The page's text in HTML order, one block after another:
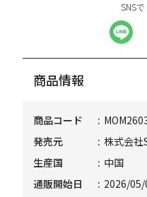
SNS
商品情報
商品コード
発売元
株式会社
生産国
中国
通販開始日
2026/05/